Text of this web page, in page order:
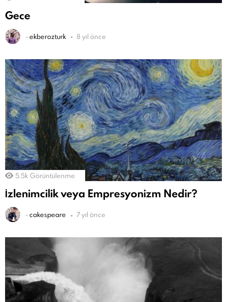
Gece
-ekberozturk 8 yıl önce
5.5k Görüntülenme
İzlenimcilik veya Empresyonizm Nedir?
-cakespeare 7 yıl önce